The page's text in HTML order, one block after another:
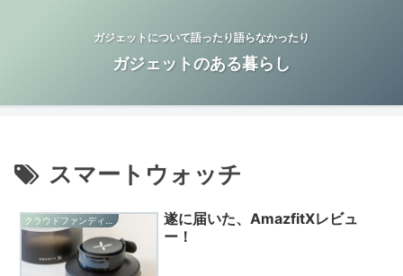
ガジェットについて語ったり語らなかったり
ガジェットのある暮らし
スマートウォッチ
遂に届いた、AmazfitXレビュ
ー！